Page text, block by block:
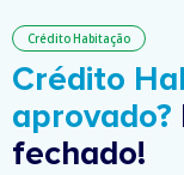
Crédito Habitação
Crédito
aprovado?
fechado!